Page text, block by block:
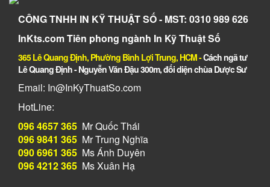
CÔNG TNHH IN KỸ THUẬT SỐ - MST: 0310 989 626
InKts.com Tiên phong ngành In Kỹ Thuật Số
365 Lê Quang Định, Phường Bình Lợi Trung, HCM-Cách ngã tư
Lê Quang Định - Nguyễn Văn Đậu 300m, đối diện chùa Dược Sư
Email: In@InKyThuatSo.com
HotLine:
096 4657 365 Mr Quốc Thái
096 9841 365 Mr Trung Nghĩa
090 6961 365 Ms Ánh Duyên
096 4212 365 Ms Xuân Hạ